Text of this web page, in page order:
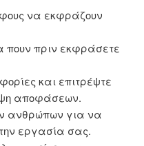
να εκφράζουν
πουν πριν εκφράσετε
και επιτρέψτε
αποφάσεων.
ανθρώπων για να
εργασία σας.